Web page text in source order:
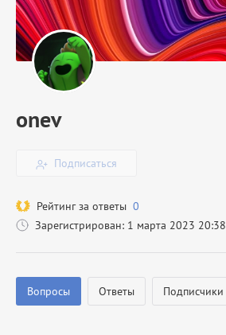
onev
Подписаться
Рейтинг за ответы 0
Зарегистрирован: 1 марта 2023 20:38
Вопросы Ответы Подписчики